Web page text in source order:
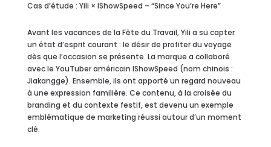
Cas d’étude : Yili × IShowSpeed – “Since You’re Here”
Avant les vacances de la Fête du Travail, Yili a su capter
un état d’esprit courant : le désir de profiter du voyage
dès que l’occasion se présente. La marque a collaboré
avec le YouTuber américain IShowSpeed (nom chinois :
Jiakangge). Ensemble, ils ont apporté un regard nouveau
à une expression familière. Ce contenu, à la croisée du
branding et du contexte festif, est devenu un exemple
emblématique de marketing réussi autour d’un moment
clé.